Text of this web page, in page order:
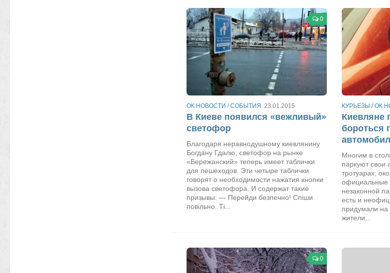
0
ОК НОВОСТИ /СОБЫТИЯ 23.01.2015
В Киеве появился «вежливый»
светофор
Благодаря неравнодушному киевлянину
Богдану Гдалю, светофор на рынке
«Бережанский» теперь имеет таблички
для пешеходов. Эти четыре таблички
говорят о необходимости нажатия кнопки
вызова светофора. И содержат такие
призывы: — Перейди безпечно! Спіши
повільно. Ті...
КУРЬЕЗЫ /ОК
Киевляне
бороться
Многим в
паркуют свои
тротуарах,
официальные
незаконной
есть и
придумали
жители...
0